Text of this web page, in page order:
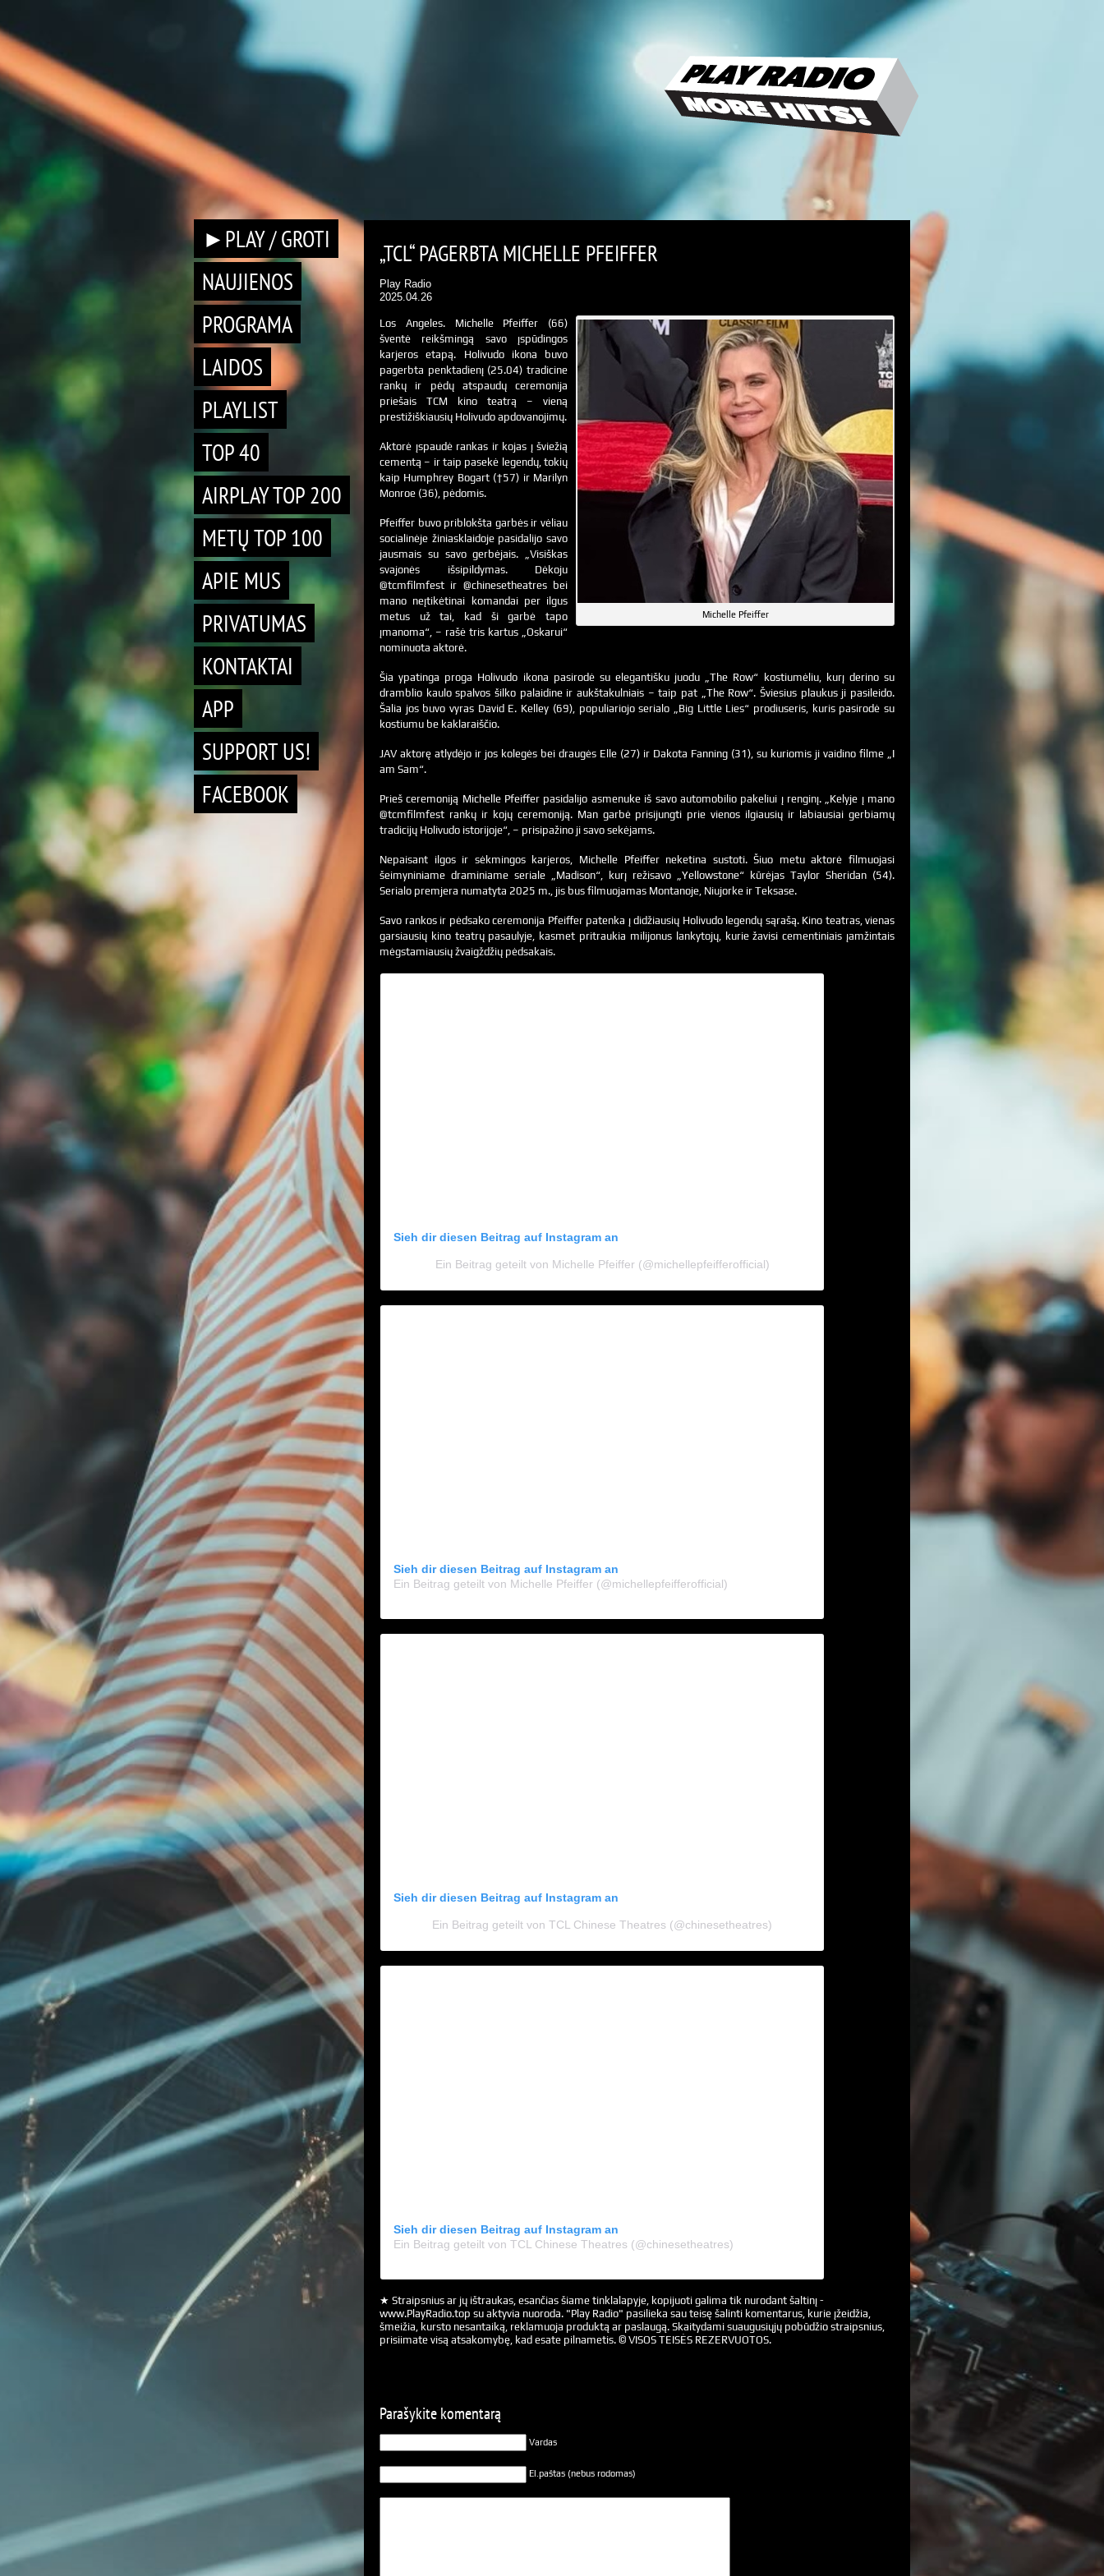
►PLAY / GROTI
NAUJIENOS
PROGRAMA
LAIDOS
PLAYLIST
TOP 40
AIRPLAY TOP 200
METŲ TOP 100
APIE MUS
PRIVATUMAS
KONTAKTAI
APP
SUPPORT US!
FACEBOOK
„TCL“ PAGERBTA MICHELLE PFEIFFER
Play Radio
2025.04.26
Michelle Pfeiffer
Los Angeles. Michelle Pfeiffer (66)
šventė reikšmingą savo įspūdingos
karjeros etapą. Holivudo ikona buvo
pagerbta penktadienį (25.04) tradicine
rankų ir pėdų atspaudų ceremonija
priešais TCM kino teatrą – vieną
prestižiškiausių Holivudo apdovanojimų.
Aktorė įspaudė rankas ir kojas į šviežią
cementą – ir taip pasekė legendų, tokių
kaip Humphrey Bogart (†57) ir Marilyn
Monroe (36), pėdomis.
Pfeiffer buvo priblokšta garbės ir vėliau
socialinėje žiniasklaidoje pasidalijo savo
jausmais su savo gerbėjais. „Visiškas
svajonės išsipildymas. Dėkoju
@tcmfilmfest ir @chinesetheatres bei
mano neįtikėtinai komandai per ilgus
metus už tai, kad ši garbė tapo
įmanoma“, – rašė tris kartus „Oskarui“
nominuota aktorė.
Šia ypatinga proga Holivudo ikona pasirodė su elegantišku juodu „The Row“ kostiumėliu, kurį derino su
dramblio kaulo spalvos šilko palaidine ir aukštakulniais – taip pat „The Row“. Šviesius plaukus ji pasileido.
Šalia jos buvo vyras David E. Kelley (69), populiariojo serialo „Big Little Lies“ prodiuseris, kuris pasirodė su
kostiumu be kaklaraiščio.
JAV aktorę atlydėjo ir jos kolegės bei draugės Elle (27) ir Dakota Fanning (31), su kuriomis ji vaidino filme „I
am Sam“.
Prieš ceremoniją Michelle Pfeiffer pasidalijo asmenuke iš savo automobilio pakeliui į renginį. „Kelyje į mano
@tcmfilmfest rankų ir kojų ceremoniją. Man garbė prisijungti prie vienos ilgiausių ir labiausiai gerbiamų
tradicijų Holivudo istorijoje“, – prisipažino ji savo sekėjams.
Nepaisant ilgos ir sėkmingos karjeros, Michelle Pfeiffer neketina sustoti. Šiuo metu aktorė filmuojasi
šeimyniniame draminiame seriale „Madison“, kurį režisavo „Yellowstone“ kūrėjas Taylor Sheridan (54).
Serialo premjera numatyta 2025 m., jis bus filmuojamas Montanoje, Niujorke ir Teksase.
Savo rankos ir pėdsako ceremonija Pfeiffer patenka į didžiausių Holivudo legendų sąrašą. Kino teatras, vienas
garsiausių kino teatrų pasaulyje, kasmet pritraukia milijonus lankytojų, kurie žavisi cementiniais įamžintais
mėgstamiausių žvaigždžių pėdsakais.
Sieh dir diesen Beitrag auf Instagram an
Ein Beitrag geteilt von Michelle Pfeiffer (@michellepfeifferofficial)
Sieh dir diesen Beitrag auf Instagram an
Ein Beitrag geteilt von Michelle Pfeiffer (@michellepfeifferofficial)
Sieh dir diesen Beitrag auf Instagram an
Ein Beitrag geteilt von TCL Chinese Theatres (@chinesetheatres)
Sieh dir diesen Beitrag auf Instagram an
Ein Beitrag geteilt von TCL Chinese Theatres (@chinesetheatres)
★ Straipsnius ar jų ištraukas, esančias šiame tinklalapyje, kopijuoti galima tik nurodant šaltinį -
www.PlayRadio.top su aktyvia nuoroda. "Play Radio" pasilieka sau teisę šalinti komentarus, kurie įžeidžia,
šmeižia, kursto nesantaiką, reklamuoja produktą ar paslaugą. Skaitydami suaugusiųjų pobūdžio straipsnius,
prisiimate visą atsakomybę, kad esate pilnametis. © VISOS TEISĖS REZERVUOTOS.
Parašykite komentarą
Vardas
El.paštas (nebus rodomas)